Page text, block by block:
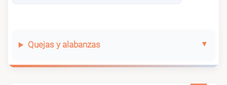
Quejas y alabanzas